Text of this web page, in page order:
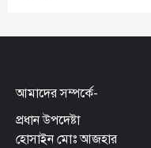
আমাদের সম্পর্কে-
প্রধান উপদেষ্টা
হোসাইন মোঃ আজহার